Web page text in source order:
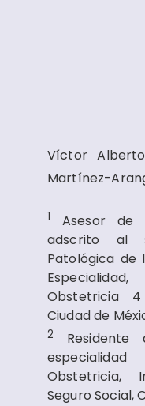
Víctor
Martínez-
1
Asesor de
adscrito al
Patológica de
Obstetricia
Ciudad de
2
Obstetricia,
Seguro Social,